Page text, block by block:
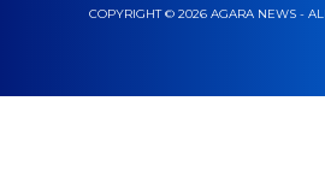
COPYRIGHT © 2026 AGARA NEWS -